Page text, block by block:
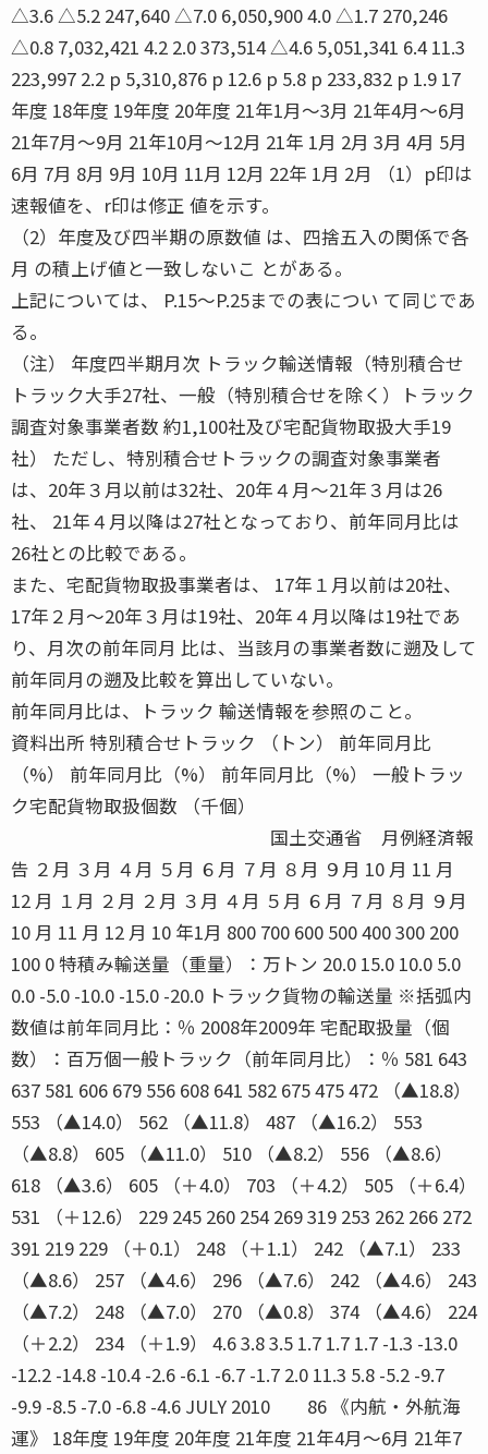
△3.6 △5.2 247,640 △7.0 6,050,900 4.0 △1.7 270,246
△0.8 7,032,421 4.2 2.0 373,514 △4.6 5,051,341 6.4 11.3
223,997 2.2 p 5,310,876 p 12.6 p 5.8 p 233,832 p 1.9 17
年度 18年度 19年度 20年度 21年1月〜3月 21年4月〜6月
21年7月〜9月 21年10月〜12月 21年 1月 2月 3月 4月 5月
6月 7月 8月 9月 10月 11月 12月 22年 1月 2月 （1）p印は
速報値を、r印は修正 値を示す。
（2）年度及び四半期の原数値 は、四捨五入の関係で各
月 の積上げ値と一致しないこ とがある。
上記については、 P.15〜P.25までの表につい て同じであ
る。
（注） 年度四半期月次 トラック輸送情報（特別積合せ
トラック大手27社、一般（特別積合せを除く）トラック
調査対象事業者数 約1,100社及び宅配貨物取扱大手19
社） ただし、特別積合せトラックの調査対象事業者
は、20年３月以前は32社、20年４月〜21年３月は26
社、 21年４月以降は27社となっており、前年同月比は
26社との比較である。
また、宅配貨物取扱事業者は、 17年１月以前は20社、
17年２月〜20年３月は19社、20年４月以降は19社であ
り、月次の前年同月 比は、当該月の事業者数に遡及して
前年同月の遡及比較を算出していない。
前年同月比は、トラック 輸送情報を参照のこと。
資料出所 特別積合せトラック （トン） 前年同月比
（%） 前年同月比（%） 前年同月比（%） 一般トラッ
ク宅配貨物取扱個数 （千個）
国土交通省 月例経済報
告 ２月 ３月 ４月 ５月 ６月 ７月 ８月 ９月 10 月 11 月
12 月 １月 ２月 ２月 ３月 ４月 ５月 ６月 ７月 ８月 ９月
10 月 11 月 12 月 10 年1月 800 700 600 500 400 300 200
100 0 特積み輸送量（重量）：万トン 20.0 15.0 10.0 5.0
0.0 -5.0 -10.0 -15.0 -20.0 トラック貨物の輸送量 ※括弧内
数値は前年同月比：％ 2008年2009年 宅配取扱量（個
数）：百万個一般トラック（前年同月比）：％ 581 643
637 581 606 679 556 608 641 582 675 475 472 （▲18.8）
553 （▲14.0） 562 （▲11.8） 487 （▲16.2） 553
（▲8.8） 605 （▲11.0） 510 （▲8.2） 556 （▲8.6）
618 （▲3.6） 605 （＋4.0） 703 （＋4.2） 505 （＋6.4）
531 （＋12.6） 229 245 260 254 269 319 253 262 266 272
391 219 229 （＋0.1） 248 （＋1.1） 242 （▲7.1） 233
（▲8.6） 257 （▲4.6） 296 （▲7.6） 242 （▲4.6） 243
（▲7.2） 248 （▲7.0） 270 （▲0.8） 374 （▲4.6） 224
（＋2.2） 234 （＋1.9） 4.6 3.8 3.5 1.7 1.7 1.7 -1.3 -13.0
-12.2 -14.8 -10.4 -2.6 -6.1 -6.7 -1.7 2.0 11.3 5.8 -5.2 -9.7
-9.9 -8.5 -7.0 -6.8 -4.6 JULY 2010 86 《内航・外航海
運》 18年度 19年度 20年度 21年度 21年4月〜6月 21年7